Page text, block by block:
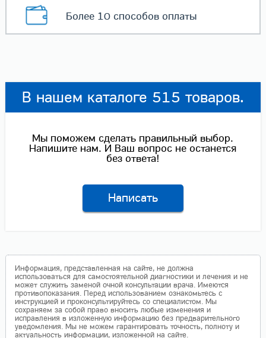
Более 10 способовоплаты
В нашем каталоге 515 товаров.
Мы поможем сделать правильный выбор.
Напишите нам. И Ваш вопрос не останется
без ответа!
Написать
Информация, представленная на сайте, не должна
использоваться для самостоятельной диагностики и лечения и не
может служить заменой очной консультации врача. Имеются
противопоказания. Перед использованием ознакомьтесь с
инструкцией и проконсультируйтесь со специалистом. Мы
сохраняем за собой право вносить любые изменения и
исправления в изложенную информацию без предварительного
уведомления. Мы не можем гарантировать точность, полноту и
актуальность информации, изложенной на сайте.